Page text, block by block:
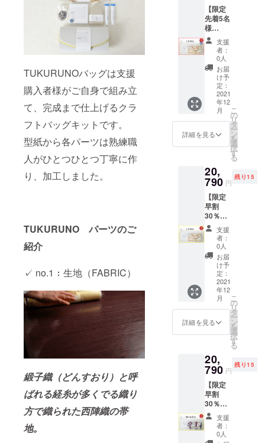
TUKURUNOバッグは支援
購入者様がご自身で組み立
て、完成まで仕上げるクラ
フトバッグキットです。
型紙から各パーツは熟練職
人がひとつひとつ丁寧に作
り、加工しました。
TUKURUNO パーツのご
紹介
✓ no.1：生地（FABRIC）
緞子織（どんすおり）と呼
ばれる経糸が多くでる織り
方で織られた西陣織の帯
地。
マチ約
5.5cm
重さ：
約330g
素材：
絹・
レーヨ
ン 納
期：12
月お届
け予定
※定価：
税込
29,700
円） ※
送料、
込み
【限定
先着5名
様
30％OF
F 8,910
円引き
→さら
に特割
1,000円
引き】
✓ Aタ
イプ／
Large／
大花華
紋 サイ
13.5cm
×横約
28cm×
マチ約
5.5cm
重さ：
約330g
素材：
絹・
レーヨ
ン 納
期：12
月お届
け予定
※定価：
税込
29,700
円） ※
送料、
込み
支援
者：
0人
お届
け予
定：
2021
年12
月
詳細を見る
こ
の
リ
タ
ー
ン
を
選
択
す
る
20,
790 円
残り15
【限定
早割
30％OF
F 8,910
円引
き】 ✓
Aタイプ
／Large
／大花
華紋 サ
イズ：
縦約
13.5cm
×横約
28cm×
重さ：
約330g
素材：
絹・
レーヨ
ン 納
期：12
月届け
予定 ※
支援
者：
0人
お届
け予
定：
2021
年12
月
詳細を見る
こ
の
リ
タ
ー
ン
を
選
択
す
る
20,
790 円
残り15
【限定
早割
30％OF
F 8,910
円引
き】 ✓
支援
者：
0人